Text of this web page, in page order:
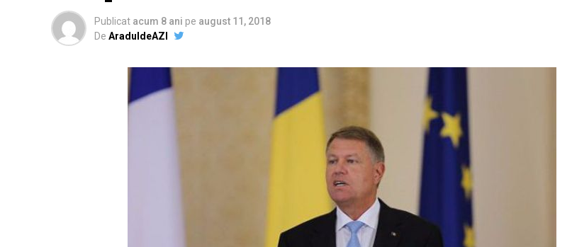
Publicat acum 8 ani pe august 11, 2018
De AraduldeAZI